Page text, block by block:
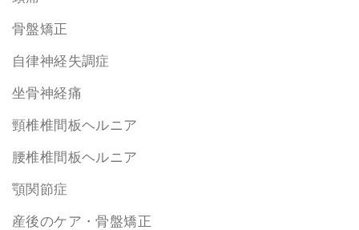
骨盤矯正
自律神経失調症
坐骨神経痛
頸椎椎間板ヘルニア
腰椎椎間板ヘルニア
顎関節症
産後のケア・骨盤矯正